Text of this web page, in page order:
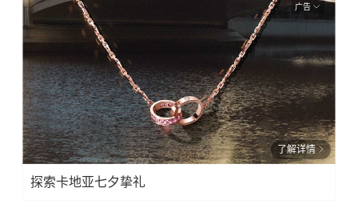
广告
了解详情
探索卡地亚七夕挚礼